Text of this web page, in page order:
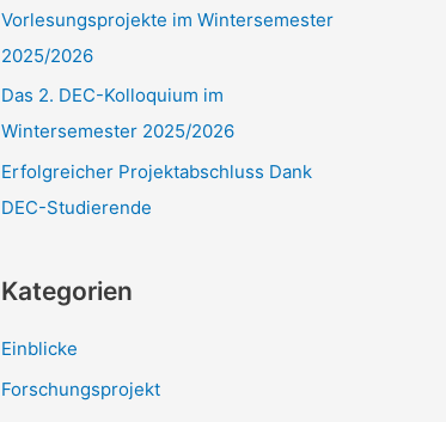
:Vorlesungsprojekte im Wintersemester
2025/2026
Das 2. DEC-Kolloquium im
Wintersemester 2025/2026
Erfolgreicher Projektabschluss Dank
DEC-Studierende
Kategorien
Einblicke
Forschungsprojekt